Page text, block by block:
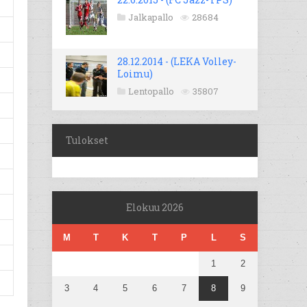
Jalkapallo 28684
28.12.2014 - (LEKA Volley-
Loimu)
Lentopallo 35807
Tulokset
Elokuu 2026
M T K T P L S
1 2
3 4 5 6 7 8 9